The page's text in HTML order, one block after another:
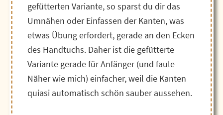
gefütterten Variante, so sparst du dir das
Umnähen oder Einfassen der Kanten, was
etwas Übung erfordert, gerade an den Ecken
des Handtuchs. Daher ist die gefütterte
Variante gerade für Anfänger (und faule
Näher wie mich) einfacher, weil die Kanten
quiasi automatisch schön sauber aussehen.